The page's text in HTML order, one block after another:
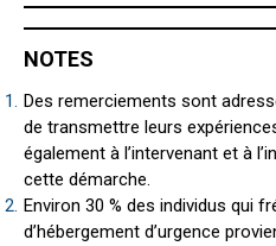
NOTES
Des remerciements sont
de transmettre leurs
également à l’intervenant et à
cette démarche.
Environ 30 % des individus qui
d’hébergement d’urgence